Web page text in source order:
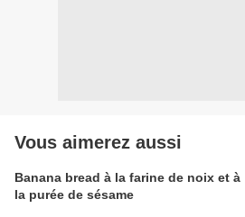
Vous aimerez aussi
Banana bread à la farine de noix et à
la purée de sésame